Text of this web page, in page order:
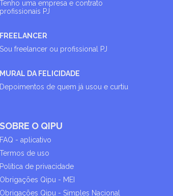
Tenho uma empresa e contrato
profissionais PJ
FREELANCER
Sou freelancer ou profissional PJ
MURAL DA FELICIDADE
Depoimentos de quem já usou e curtiu
SOBRE O QIPU
FAQ - aplicativo
Termos de uso
Política de privacidade
Obrigações Qipu - MEI
Obrigações Qipu - Simples Nacional